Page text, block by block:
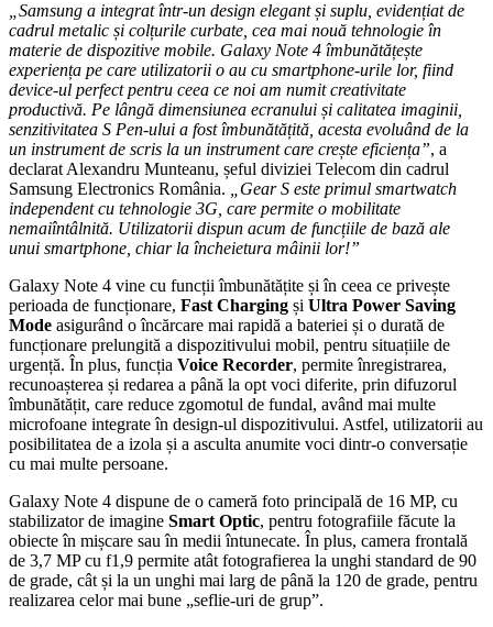
„Samsung a integrat într-un design elegant și suplu, evidențiat de
cadrul metalic și colțurile curbate, cea mai nouă tehnologie în
materie de dispozitive mobile. Galaxy Note 4 îmbunătățește
experiența pe care utilizatorii o au cu smartphone-urile lor, fiind
device-ul perfect pentru ceea ce noi am numit creativitate
productivă. Pe lângă dimensiunea ecranului și calitatea imaginii,
senzitivitatea S Pen-ului a fost îmbunătățită, acesta evoluând de la
un instrument de scris la un instrument care crește eficiența”, a
declarat Alexandru Munteanu, șeful diviziei Telecom din cadrul
Samsung Electronics România.
„Gear S este primul smartwatch
independent cu tehnologie 3G, care permite o mobilitate
nemaiîntâlnită. Utilizatorii dispun acum de funcțiile de bază ale
unui smartphone, chiar la încheietura mâinii lor!”
Galaxy Note 4 vine cu funcții îmbunătățite și în ceea ce privește
perioada de funcționare, Fast Charging și Ultra Power Saving
Mode asigurând o încărcare mai rapidă a bateriei și o durată de
funcționare prelungită a dispozitivului mobil, pentru situațiile de
urgență. În plus, funcția Voice Recorder, permite înregistrarea,
recunoașterea și redarea a până la opt voci diferite, prin difuzorul
îmbunătățit, care reduce zgomotul de fundal, având mai multe
microfoane integrate în design-ul dispozitivului. Astfel, utilizatorii au
posibilitatea de a izola și a asculta anumite voci dintr-o conversație
cu mai multe persoane.
Galaxy Note 4 dispune de o cameră foto principală de 16 MP, cu
stabilizator de imagine Smart Optic, pentru fotografiile făcute la
obiecte în mișcare sau în medii întunecate. În plus, camera frontală
de 3,7 MP cu f1,9 permite atât fotografierea la unghi standard de 90
de grade, cât și la un unghi mai larg de până la 120 de grade, pentru
realizarea celor mai bune „seflie-uri de grup”.